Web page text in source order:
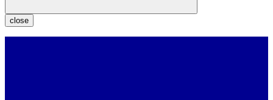
close